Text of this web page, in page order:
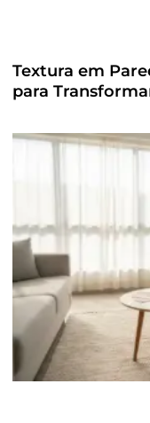
Textura em
para